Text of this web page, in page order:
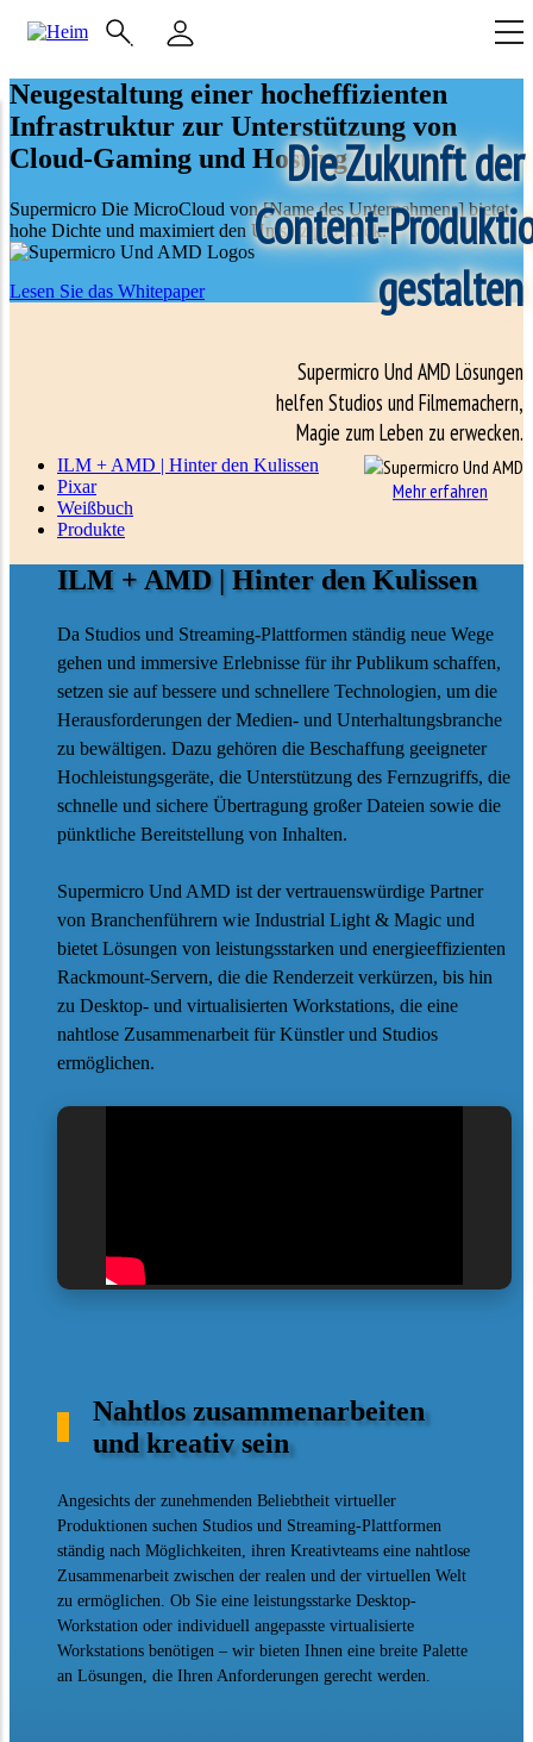
Zum
Hauptinhalt
Hauptnavigation
(Enterprise)
Neugestaltung einer hocheffizienten
Infrastruktur zur Unterstützung von
Cloud-Gaming und Hosting
Supermicro Die MicroCloud von [Name des Unternehmens] bietet
hohe Dichte und maximiert den Umsatz pro Rack.
Lesen Sie das Whitepaper
Die Zukunft der
Content-
gestalten
Supermicro Und AMD Lösungen
helfen Studios und Filmemachern,
Magie zum Leben zu erwecken.
Mehr erfahren
ILM + AMD | Hinter den Kulissen
Pixar
Weißbuch
Produkte
ILM + AMD| Hinter den Kulissen
Da Studios und Streaming-Plattformen ständig neue Wege
gehen und immersive Erlebnisse für ihr Publikum schaffen,
setzen sie auf bessere und schnellere Technologien, um die
Herausforderungen der Medien- und Unterhaltungsbranche
zu bewältigen. Dazu gehören die Beschaffung geeigneter
Hochleistungsgeräte, die Unterstützung des Fernzugriffs, die
schnelle und sichere Übertragung großer Dateien sowie die
pünktliche Bereitstellung von Inhalten.
Supermicro Und AMD ist der vertrauenswürdige Partner
von Branchenführern wie Industrial Light & Magic und
bietet Lösungen von leistungsstarken und energieeffizienten
Rackmount-Servern, die die Renderzeit verkürzen, bis hin
zu Desktop- und virtualisierten Workstations, die eine
nahtlose Zusammenarbeit für Künstler und Studios
ermöglichen.
Nahtlos zusammenarbeiten
und kreativ sein
Angesichts der zunehmenden Beliebtheit virtueller
Produktionen suchen Studios und Streaming-Plattformen
ständig nach Möglichkeiten, ihren Kreativteams eine nahtlose
Zusammenarbeit zwischen der realen und der virtuellen Welt
zu ermöglichen. Ob Sie eine leistungsstarke Desktop-
Workstation oder individuell angepasste virtualisierte
Workstations benötigen – wir bieten Ihnen eine breite Palette
an Lösungen, die Ihren Anforderungen gerecht werden.